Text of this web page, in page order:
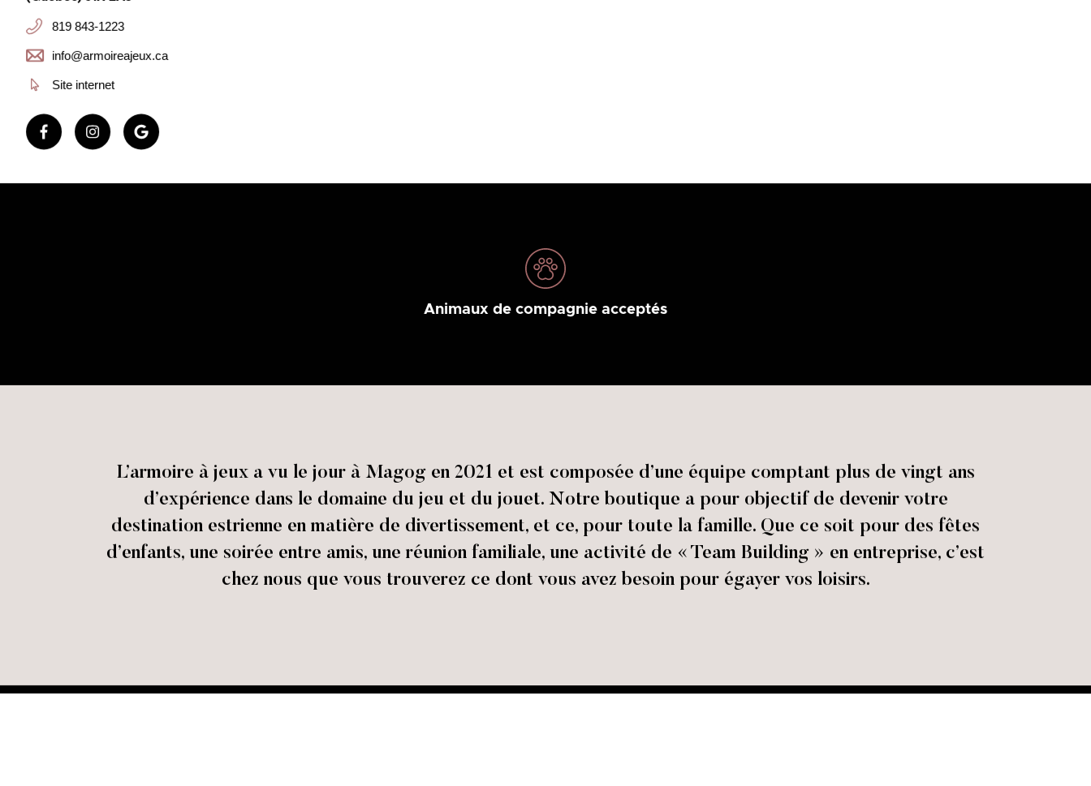
819 843-1223
info@armoireajeux.ca
Site internet
Animaux de compagnie acceptés
L’armoire à jeux a vu le jour à Magog en 2021 et est composée d’une équipe comptant plus de vingt ans
d’expérience dans le domaine du jeu et du jouet. Notre boutique a pour objectif de devenir votre
destination estrienne en matière de divertissement, et ce, pour toute la famille. Que ce soit pour des fêtes
d’enfants, une soirée entre amis, une réunion familiale, une activité de « Team Building » en entreprise, c’est
chez nous que vous trouverez ce dont vous avez besoin pour égayer vos loisirs.